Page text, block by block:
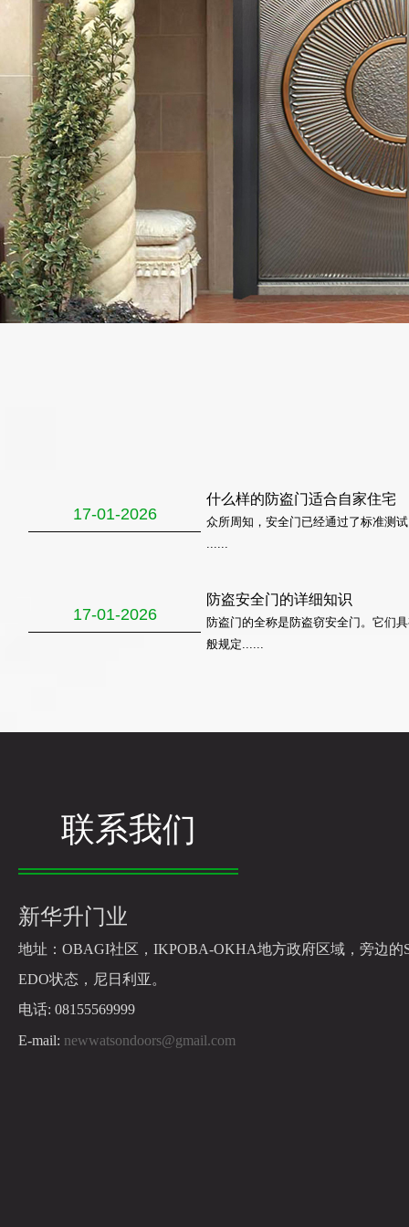
17-01-2026
什么样的防盗门适合自家住宅
众所周知，安全门已经通过了标准测
17-01-2026
防盗安全门的详细知识
防盗门的全称是防盗窃安全门。它们
般规定......
联系我们
新华升门业
地址： OBAGI社区，IKPOBA-OKHA地方政府区域，旁边的
EDO状态，尼日利亚。
电话: 08155569999
E-mail: newwatsondoors@gmail.com